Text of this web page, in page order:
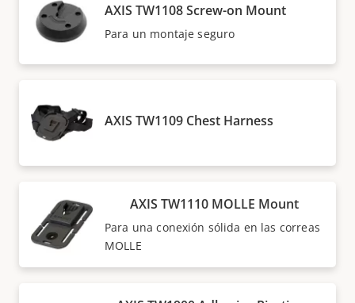
AXIS TW1108 Screw-on Mount
Para un montaje seguro
AXIS TW1109 Chest Harness
AXIS TW1110 MOLLE Mount
Para una conexión sólida en las correas
MOLLE